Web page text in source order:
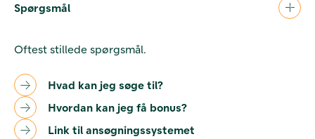
Spørgsmål
Oftest stillede spørgsmål.
Hvad kan jeg søge til?
Hvordan kan jeg få bonus?
Link til ansøgningssystemet